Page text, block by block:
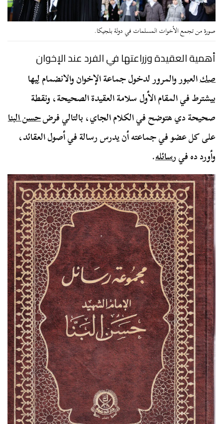
صورة من تجمع الأخوات المسلمات في دولة بلجيكا.
أهمية العقيدة وزراعتها في الفرد عند الإخوان
صكالعبور والمرور لدخول جماعة الإخوان والانضمام لِيها
بيشترط في المقام الأول سلامة العقيدة الصحيحة، ونقطة
صحيحة دي هتوضح في الكلام الجاي، بالتالي فرضحسن البنا
على كل عضو في جماعته أن يدرس رسالة في أصول العقائد،
وأورد ده فيرسائله.